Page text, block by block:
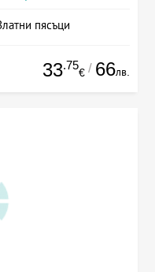
пясъци
33.75
€ / 66лв.